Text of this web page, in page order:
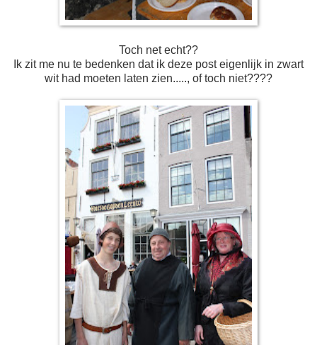
Toch net echt??
Ik zit me nu te bedenken dat ik deze post eigenlijk in zwart
wit had moeten laten zien....., of toch niet????